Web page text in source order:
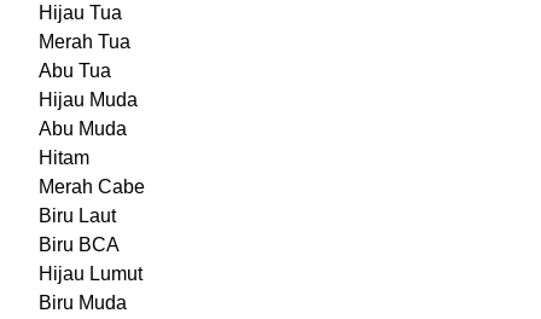
Hijau Tua
Merah Tua
Abu Tua
Hijau Muda
Abu Muda
Hitam
Merah Cabe
Biru Laut
Biru BCA
Hijau Lumut
Biru Muda